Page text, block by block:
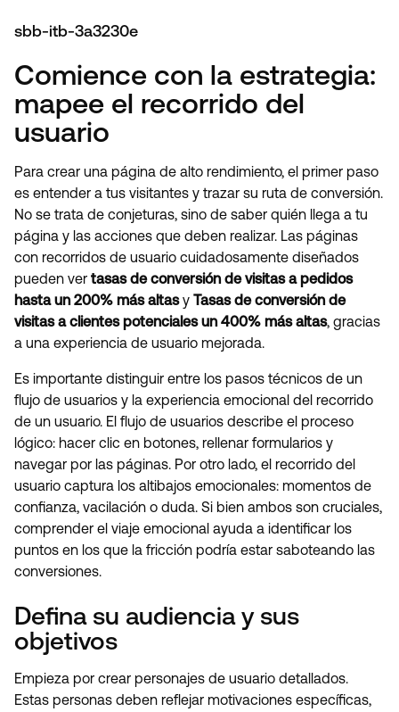
sbb-itb-3a3230e
Comience con la estrategia:
mapee el recorrido del
usuario
Para crear una página de alto rendimiento, el primer paso
es entender a tus visitantes y trazar su ruta de conversión.
No se trata de conjeturas, sino de saber quién llega a tu
página y las acciones que deben realizar. Las páginas
con recorridos de usuario cuidadosamente diseñados
pueden ver tasas de conversión de visitas a pedidos
hasta un 200% más altasy Tasas de conversión de
visitas a clientes potenciales un 400% más altas, gracias
a una experiencia de usuario mejorada.
Es importante distinguir entre los pasos técnicos de un
flujo de usuarios y la experiencia emocional del recorrido
de un usuario. El flujo de usuarios describe el proceso
lógico: hacer clic en botones, rellenar formularios y
navegar por las páginas. Por otro lado, el recorrido del
usuario captura los altibajos emocionales: momentos de
confianza, vacilación o duda. Si bien ambos son cruciales,
comprender el viaje emocional ayuda a identificar los
puntos en los que la fricción podría estar saboteando las
conversiones.
Defina su audiencia y sus
objetivos
Empieza por crear personajes de usuario detallados.
Estas personas deben reflejar motivaciones específicas,